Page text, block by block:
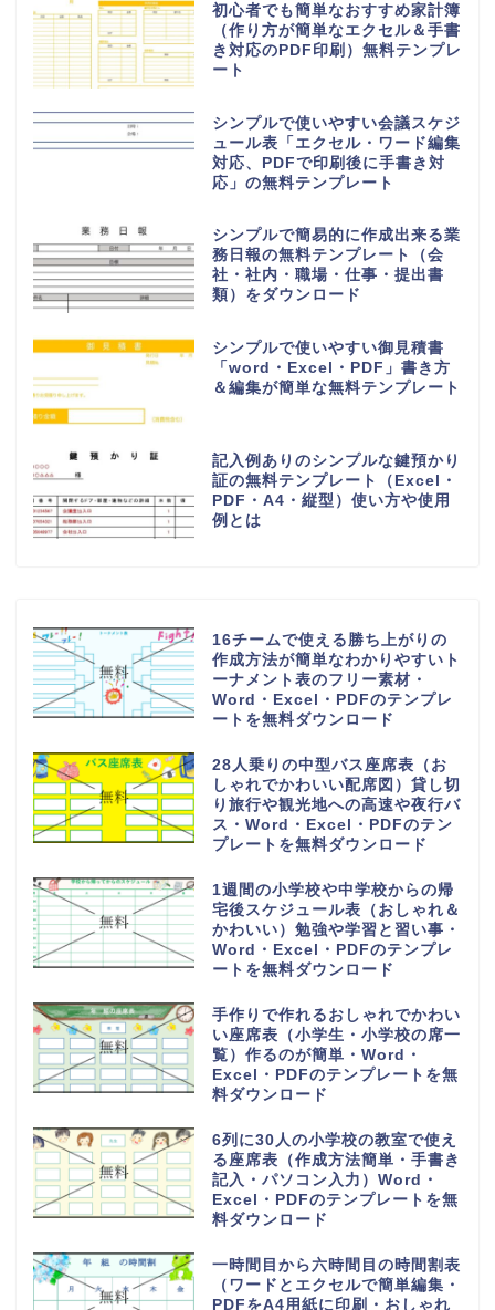
初心者でも簡単なおすすめ家計簿
（作り方が簡単なエクセル＆手書
き対応のPDF印刷）無料テンプレ
ート
シンプルで使いやすい会議スケジ
ュール表「エクセル・ワード編集
対応、PDFで印刷後に手書き対
応」の無料テンプレート
シンプルで簡易的に作成出来る業
務日報の無料テンプレート（会
社・社内・職場・仕事・提出書
類）をダウンロード
シンプルで使いやすい御見積書
「word・Excel・PDF」書き方
＆編集が簡単な無料テンプレート
記入例ありのシンプルな鍵預かり
証の無料テンプレート（Excel・
PDF・A4・縦型）使い方や使用
例とは
16チームで使える勝ち上がりの
作成方法が簡単なわかりやすいト
ーナメント表のフリー素材・
Word・Excel・PDFのテンプレ
ートを無料ダウンロード
28人乗りの中型バス座席表（お
しゃれでかわいい配席図）貸し切
り旅行や観光地への高速や夜行バ
ス・Word・Excel・PDFのテン
プレートを無料ダウンロード
1週間の小学校や中学校からの帰
宅後スケジュール表（おしゃれ＆
かわいい）勉強や学習と習い事・
Word・Excel・PDFのテンプレ
ートを無料ダウンロード
手作りで作れるおしゃれでかわい
い座席表（小学生・小学校の席一
覧）作るのが簡単・Word・
Excel・PDFのテンプレートを無
料ダウンロード
6列に30人の小学校の教室で使え
る座席表（作成方法簡単・手書き
記入・パソコン入力）Word・
Excel・PDFのテンプレートを無
料ダウンロード
一時間目から六時間目の時間割表
（ワードとエクセルで簡単編集・
PDFをA4用紙に印刷・おしゃれ